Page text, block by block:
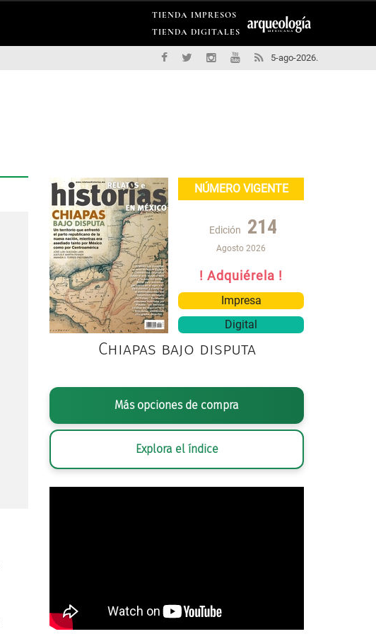
TIENDA IMPRESOS
TIENDA DIGITALES
5-ago-2026.
NÚMERO VIGENTE
Edición 214
Agosto 2026
! Adquiérela !
Impresa
Digital
Chiapas bajo disputa
Más opciones de compra
Explora el índice